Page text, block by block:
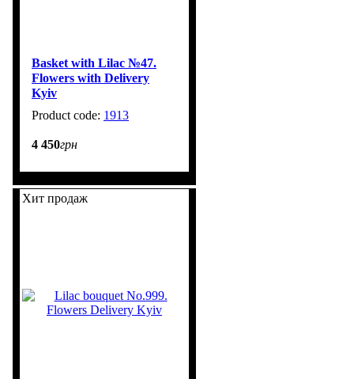
Basket with Lilac №47.
Flowers with Delivery
Kyiv
1913
4 450грн
Хит продаж